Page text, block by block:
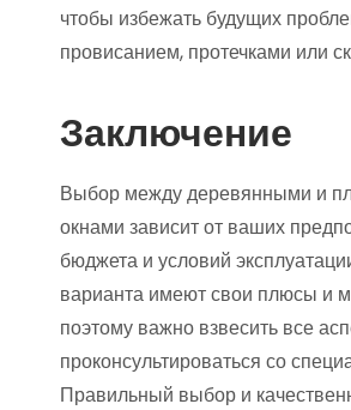
чтобы избежать будущих
провисанием, протечками или
Заключение
Выбор между деревянными и
окнами зависит от ваших
бюджета и условий
варианта имеют свои плюсы и
поэтому важно взвесить все
проконсультироваться со
Правильный выбор и